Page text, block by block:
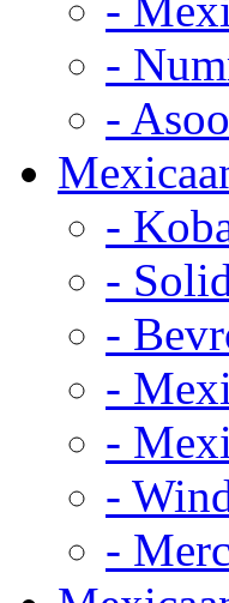
-
-
-
-
-
-
-
-
-